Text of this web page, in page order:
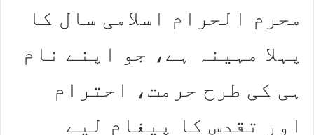
محرم الحرام اسلامی سال کا
پہلا مہینہ ہے، جو اپنے نام
ہی کی طرح حرمت، احترام
اور تقدس کا پیغام لیے